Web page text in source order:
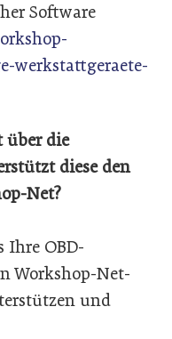
Software
werkstattgeraete-
über die
diese den
Net?
Ihre OBD-
Workshop-Net-
und